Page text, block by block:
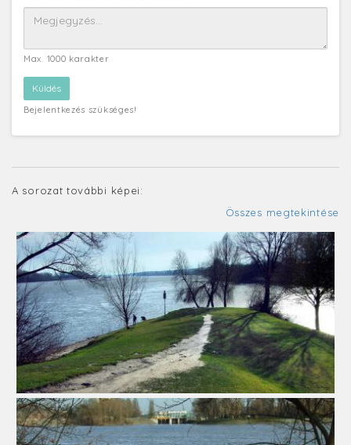
Max. 1000 karakter
Bejelentkezés szükséges!
A sorozat további képei:
Összes megtekintése